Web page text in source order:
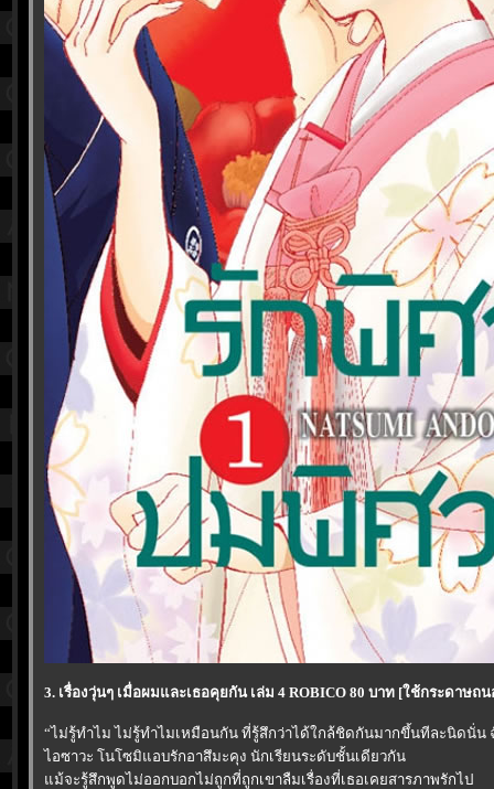
3. เรื่องวุ่นๆ เมื่อผมและเธอคุยกัน เล่ม 4 ROBICO 80 บาท [ใช้กระดาษถ
“ไม่รู้ทำไม ไม่รู้ทำไมเหมือนกัน ที่รู้สึกว่าได้ใกล้ชิดกันมากขึ้นทีละนิดนั่น
ไอซาวะ โนโซมิแอบรักอาสึมะคุง นักเรียนระดับชั้นเดียวกัน
ม้จะรู้สึกพูดไม่ออกบอกไม่ถูกที่ถูกเขาลืมเรื่องที่เธอเคยสารภาพรักไป